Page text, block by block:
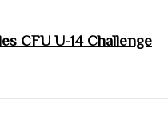
CFU U-14 Challenge